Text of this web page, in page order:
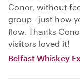
Conor, without
group - just how
flow. Thanks
visitors loved it!
Belfast Whiskey